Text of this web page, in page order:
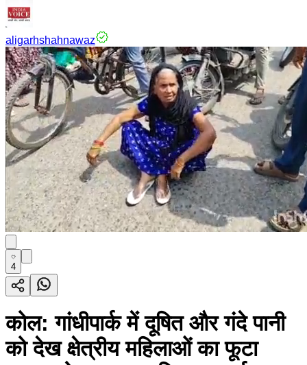
aligarhshahnawaz
4
कोल: गांधीपार्क में दूषित और गंदे पानी
को देख क्षेत्रीय महिलाओं का फूटा